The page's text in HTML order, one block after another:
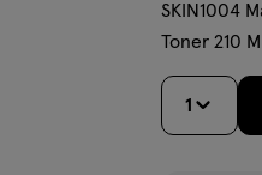
SKIN1004
Toner 210
1